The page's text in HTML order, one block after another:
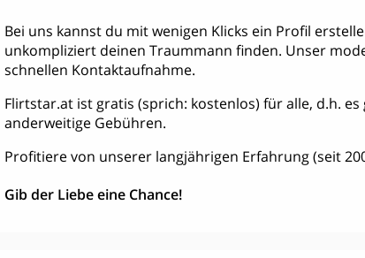
Bei uns kannst du mit wenigen Klicks ein Profil
unkompliziert deinen Traummann finden. Unser
schnellen Kontaktaufnahme.
Flirtstar.at ist gratis (sprich: kostenlos) für alle, d.h.
anderweitige Gebühren.
Profitiere von unserer langjährigen Erfahrung (seit
Gib der Liebe eine Chance!